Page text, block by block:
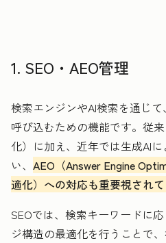
1. SEO・AEO管理
検索エンジンやAI検索を通じ
呼び込むための機能です。従
化）に加え、近年では生成AI
い、 AEO（Answer Engine
適化）への対応も重要視されて
SEOでは、検索キーワードに
ジ構造の最適化を行うことで